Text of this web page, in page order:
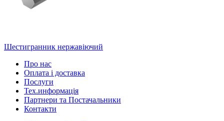
Шестигранник нержавіючий
Про нас
Оплата і доставка
Послуги
Тех.информацiя
Партнери та Постачальники
Контакти